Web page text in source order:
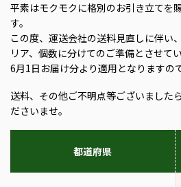
平素はモクモクに格別のお引き立てを
す。
この度、運送会社の送料見直しに伴い
リア、個数に分けてのご準備とさせて
6月1日お届け分より適用となりますの
送料、その他ご不明点等ございました
ださいませ。
都道府県